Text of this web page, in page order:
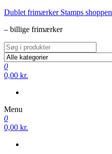
Videre
indhold
Dublet frimærker Stamps shoppen
– billige frimærker
0
0,00 kr.
Menu
0
0,00 kr.